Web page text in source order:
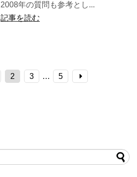
2008年の質問も参考とし...
記事を読む
2 3 … 5